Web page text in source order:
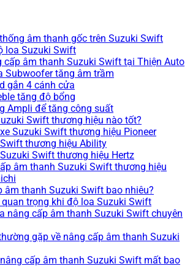
âm thanh gốc trên Suzuki Swift
loa Suzuki Swift
cấp âm thanh Suzuki Swift tại Thiện Auto
Subwoofer tăng âm trầm
gắn 4 cánh cửa
tăng độ bổng
Ampli để tăng công suất
Swift thương hiệu nào tốt?
Suzuki Swift thương hiệu Pioneer
thương hiệu Ability
Swift thương hiệu Hertz
âm thanh Suzuki Swift thương hiệu
âm thanh Suzuki Swift bao nhiêu?
quan trọng khi độ loa Suzuki Swift
nâng cấp âm thanh Suzuki Swift chuyên
gặp về nâng cấp âm thanh Suzuki
cấp âm thanh Suzuki Swift mất bao